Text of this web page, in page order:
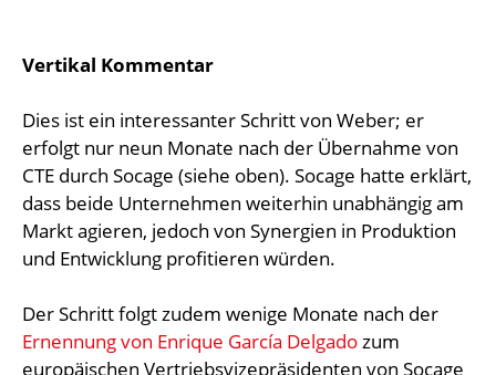
Vertikal Kommentar
Dies ist ein interessanter Schritt von Weber; er
erfolgt nur neun Monate nach der Übernahme von
CTE durch Socage (siehe oben). Socage hatte erklärt,
dass beide Unternehmen weiterhin unabhängig am
Markt agieren, jedoch von Synergien in Produktion
und Entwicklung profitieren würden.
Der Schritt folgt zudem wenige Monate nach der
Ernennung von Enrique García Delgadozum
europäischen Vertriebsvizepräsidenten von Socage